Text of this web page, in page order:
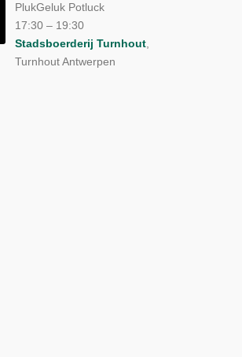
PlukGeluk Potluck
17:30 – 19:30
Stadsboerderij Turnhout
Turnhout Antwerpen